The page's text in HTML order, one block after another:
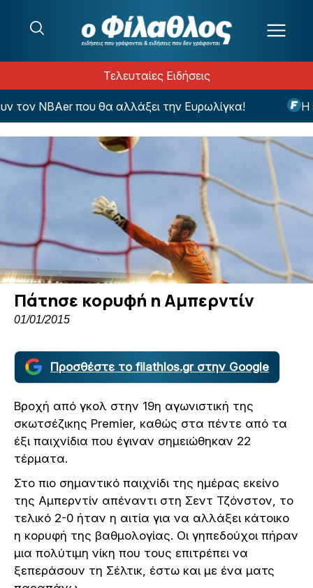
Τελευταίες Ειδήσεις
NBAer που θα αλλάξει την Ευρωλίγκα! Η
Πάτησε κορυφή η Αμπερντίν
01/01/2015
Προσθέστε το filathlos.gr στην Google
Βροχή από γκολ στην 19η αγωνιστική της
σκωτσέζικης Premier, καθώς στα πέντε από τα
έξι παιχνίδια που έγιναν σημειώθηκαν 22
τέρματα.
Στο πιο σημαντικό παιχνίδι της ημέρας εκείνο
της Αμπερντίν απέναντι στη Σεντ Τζόνστον, το
τελικό 2-0 ήταν η αιτία για να αλλάξει κάτοικο
η κορυφή της βαθμολογίας. Οι γηπεδούχοι πήραν
μια πολύτιμη νίκη που τους επιτρέπει να
ξεπεράσουν τη Σέλτικ, έστω και με ένα ματς